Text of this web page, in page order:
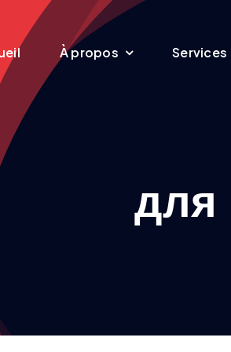
À propos Services
для